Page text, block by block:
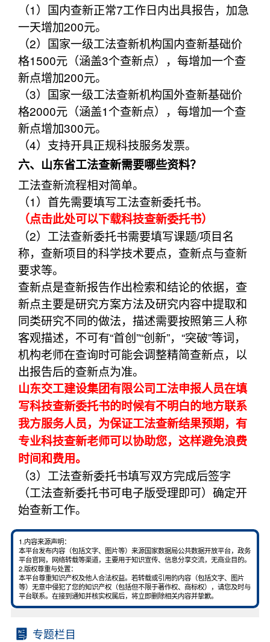
（1）国内查新正常7工作日内出具报告，加急
一天增加200元。
（2）国家一级工法查新机构国内查新基础价
格1500元（涵盖3个查新点），每增加一个查
新点增加200元。
（3）国家一级工法查新机构国外查新基础价
格2000元（涵盖1个查新点），每增加一个查
新点增加300元。
（4）支持开具正规科技服务发票。
六、山东省工法查新需要哪些资料？
工法查新流程相对简单。
（1）首先需要填写工法查新委托书。
（点击此处可以下载科技查新委托书）
（2）工法查新委托书需要填写课题/项目名
称，查新项目的科学技术要点，查新点与查新
要求等。
查新点是查新报告作出检索和结论的依据，查
新点主要是研究方案方法及研究内容中提取和
同类研究不同的做法，描述需要按照第三人称
客观描述，不可有“首创”“创新”，“突破”等词，
机构老师在查询时可能会调整精简查新点，以
出报告后的查新点为准。
山东交工建设集团有限公司工法申报人员在填
写科技查新委托书的时候有不明白的地方联系
我方服务人员，为保证工法查新结果预期，有
专业科技查新老师可以协助您，这样避免浪费
时间和费用。
（3）工法查新委托书填写双方完成后签字
（工法查新委托书可电子版受理即可）确定开
始查新工作。
1.内容来源声明：
本平台发布内容（包括文字、图片等）来源国家数据局公共数据开放平台，政务
平台官网，网络转载等渠道，主要用于知识宣传、信息分享交流，无商业目的。
2.版权尊重与处置：
本平台尊重知识产权及他人合法权益。若转载或引用的内容（包括文字、图片
等）无意中侵犯了您的知识产权（包括但不限于著作权、商标权），请您及时与
平台联系。在接到通知并核实权属后，将立即删除相关内容并挚歉。
专题栏目